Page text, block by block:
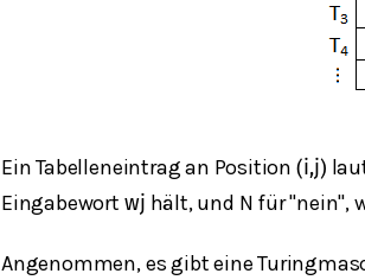
Ein Tabelleneintrag an Position (i,j)
Eingabewort wj hält, und N für "nein",
Angenommen, es gibt eine